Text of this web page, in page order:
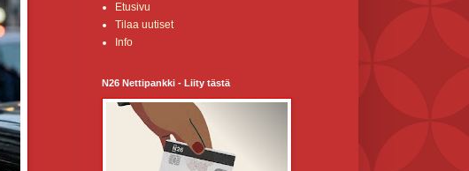
Etusivu
Tilaa uutiset
Info
N26 Nettipankki - Liity tästä